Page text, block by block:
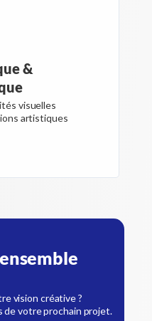
&
visuelles
artistiques
vision créative ?
votre prochain projet.